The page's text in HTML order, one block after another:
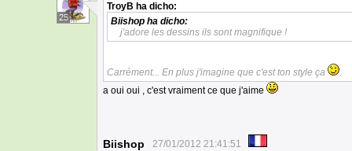
25
TroyB ha dicho:
Biishop ha dicho:
j'adore les dessins ils sont magnifique !
Carrément... En plus j'imagine que c'est ton style ça
.
a oui oui , c'est vraiment ce que j'aime
Biishop 27/01/2012 21:41:51